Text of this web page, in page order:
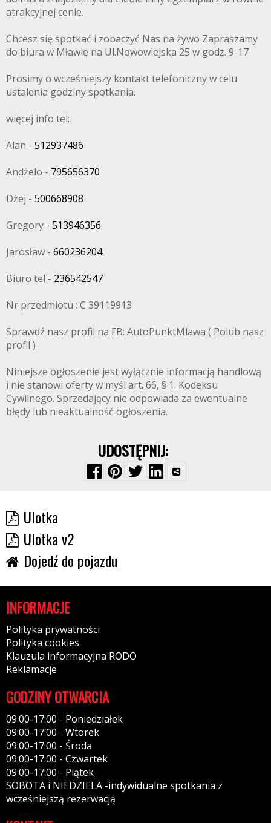
atrakcyjnej cenie.
Chcesz się spotkać i zobaczyć Nas na żywo Zapraszamy
do biura w Mławie na Ul.Nowowiejska 25 w godz. 9-17
Prosimy o wcześniejszy kontakt telefoniczny w celu
ustalenia godziny spotkania.
więcej info tel:
Alan - 512937486
Andżelo - 795656370
Dżej - 500668908
Gregory - 513946356
Jarosław - 660236204
Biuro tel - 236542547
Nr przedmiotu : C 39119913
Sprawdź nasz profil na FB: AutoPunktMlawa ( Polub nasz
profil )
Niniejsze ogłoszenie jest wyłącznie informacją handlową
i nie stanowi oferty w myśl art. 66, § 1. Kodeksu
Cywilnego. Sprzedający nie odpowiada za ewentualne
błędy lub nieaktualność ogłoszenia.
UDOSTĘPNIJ:
Ulotka
Ulotka v2
Dojedź do pojazdu
INFORMACJE
Polityka prywatności
Polityka cookies
Klauzula informacyjna RODO
Reklamacje
GODZINY OTWARCIA
09:00-17:00 - Poniedziałek
09:00-17:00 - Wtorek
09:00-17:00 - Środa
09:00-17:00 - Czwartek
09:00-17:00 - Piątek
SOBOTA i NIEDZIELA -indywidualne spotkania z
wcześniejszą rezerwacją